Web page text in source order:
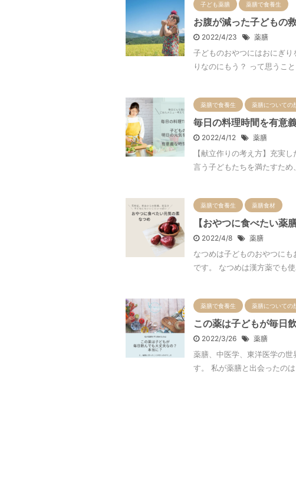
子ども薬膳 薬膳で食養生
お腹が減った子どもの
2022/4/23 薬膳
子どものおやつにはおにぎ
りなのにもう？ って思うこ
薬膳で食養生 薬膳についての
毎日の料理時間を有意
2022/4/12 薬膳
【献立作りの考え方】充実
言う子どもたちを満たすた
薬膳で食養生 薬膳食材
【おやつに食べたい薬
2022/4/8 薬膳
なつめは子どものおやつに
です。 なつめは漢方薬でも
薬膳で食養生 薬膳についての
この薬は子どもが毎日
2022/3/26 薬膳
薬膳、中医学、東洋医学の
す。 私が薬膳と出会ったの